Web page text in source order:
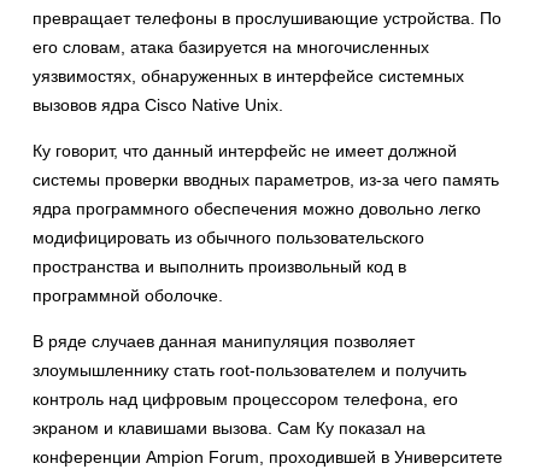
превращает телефоны в прослушивающие устройства. По
его словам, атака базируется на многочисленных
уязвимостях, обнаруженных в интерфейсе системных
вызовов ядра Cisco Native Unix.
Ку говорит, что данный интерфейс не имеет должной
системы проверки вводных параметров, из-за чего память
ядра программного обеспечения можно довольно легко
модифицировать из обычного пользовательского
пространства и выполнить произвольный код в
программной оболочке.
В ряде случаев данная манипуляция позволяет
злоумышленнику стать root-пользователем и получить
контроль над цифровым процессором телефона, его
экраном и клавишами вызова. Сам Ку показал на
конференции Ampion Forum, проходившей в Университете